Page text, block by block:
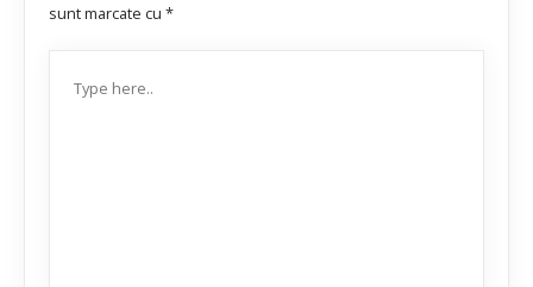
sunt marcate cu *